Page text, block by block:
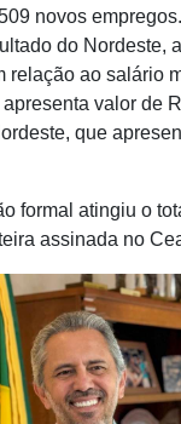
novos
do Nordeste,
relação ao salário
valor de
que
formal atingiu o
assinada no